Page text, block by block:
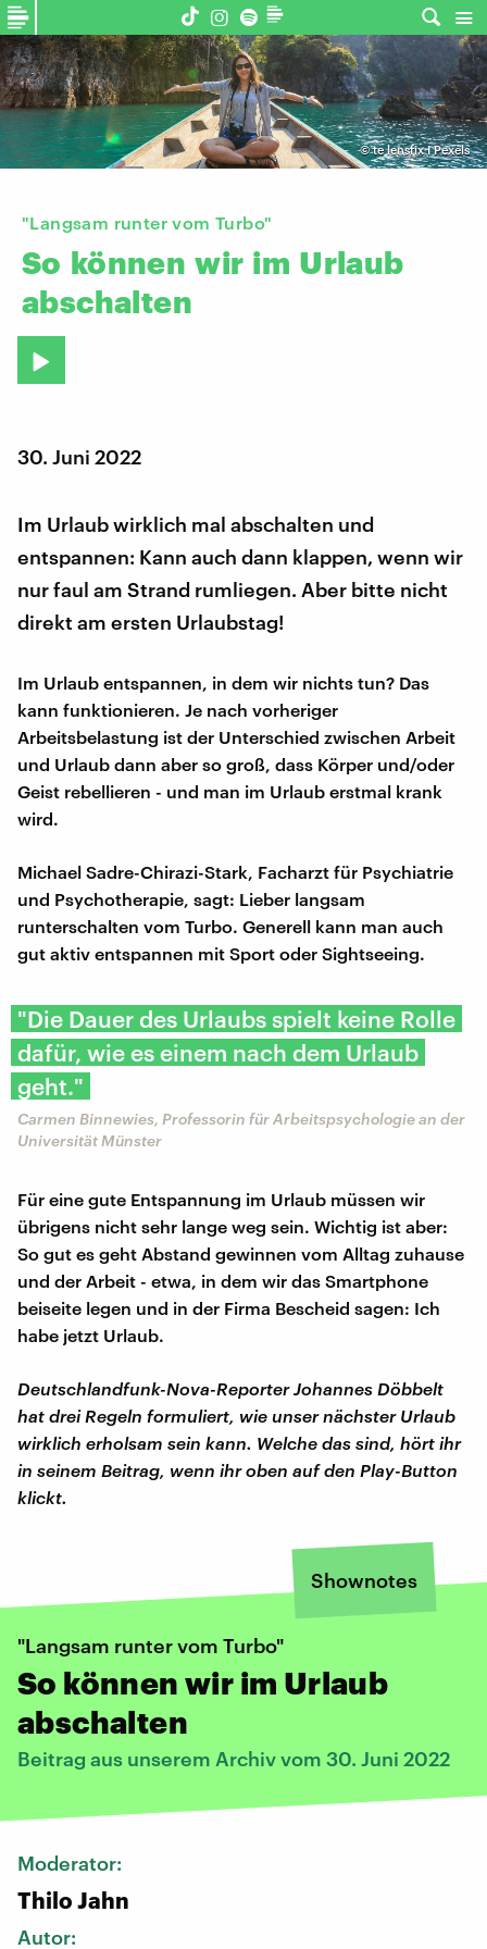
©te lensfix I Pexels
"Langsam runter vom Turbo"
So können wir im Urlaub
abschalten
30. Juni 2022
Im Urlaub wirklich mal abschalten und
entspannen: Kann auch dann klappen, wenn wir
nur faul am Strand rumliegen. Aber bitte nicht
direkt am ersten Urlaubstag!
Im Urlaub entspannen, in dem wir nichts tun? Das
kann funktionieren. Je nach vorheriger
Arbeitsbelastung ist der Unterschied zwischen Arbeit
und Urlaub dann aber so groß, dass Körper und/oder
Geist rebellieren - und man im Urlaub erstmal krank
wird.
Michael Sadre-Chirazi-Stark, Facharzt für Psychiatrie
und Psychotherapie, sagt: Lieber langsam
runterschalten vom Turbo. Generell kann man auch
gut aktiv entspannen mit Sport oder Sightseeing.
"Die Dauer des Urlaubs spielt keine Rolle
dafür, wie es einem nach dem Urlaub
geht."
Carmen Binnewies, Professorin für Arbeitspsychologie an der
Universität Münster
Für eine gute Entspannung im Urlaub müssen wir
übrigens nicht sehr lange weg sein. Wichtig ist aber:
So gut es geht Abstand gewinnen vom Alltag zuhause
und der Arbeit - etwa, in dem wir das Smartphone
beiseite legen und in der Firma Bescheid sagen: Ich
habe jetzt Urlaub.
Deutschlandfunk-Nova-Reporter Johannes Döbbelt
hat drei Regeln formuliert, wie unser nächster Urlaub
wirklich erholsam sein kann. Welche das sind, hört ihr
in seinem Beitrag, wenn ihr oben auf den Play-Button
klickt.
Shownotes
"Langsam runter vom Turbo"
So können wir im Urlaub
abschalten
Beitrag aus unserem Archiv vom 30. Juni 2022
Moderator:
Thilo Jahn
Autor: